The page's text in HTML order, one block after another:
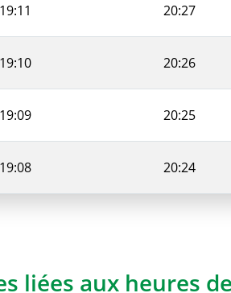
19:11 20:27
19:10 20:26
19:09 20:25
19:08 20:24